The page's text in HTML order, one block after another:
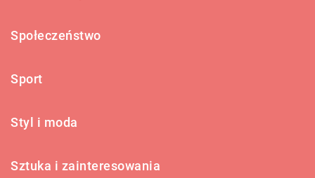
Społeczeństwo
Sport
Styl i moda
Sztuka i zainteresowania